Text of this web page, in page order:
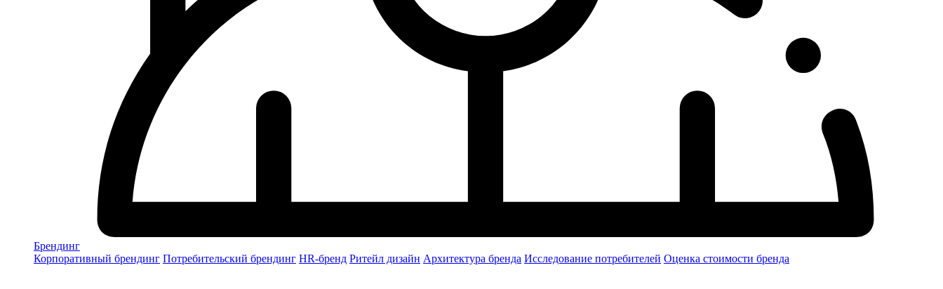
Брендинг
Корпоративный брендинг Потребительский брендинг НR-бренд Ритейл дизайн Архитектура бренда Исследование потребителей Оценка стоимости бренда